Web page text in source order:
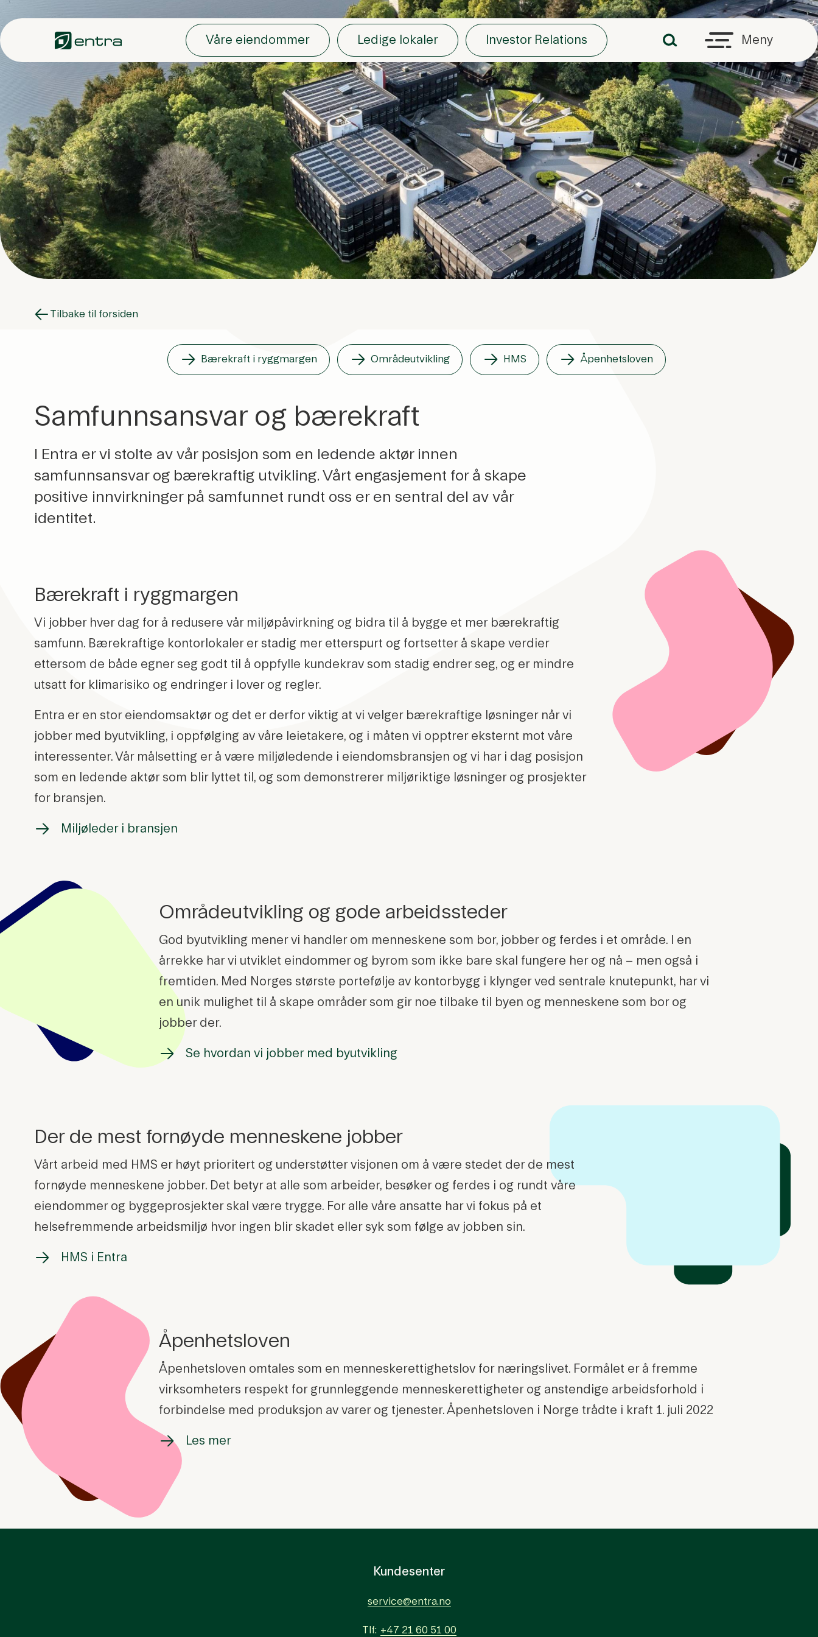
Våre eiendommer Ledige lokaler Investor Relations Meny
Tilbake til forsiden
Bærekraft i ryggmargen Områdeutvikling HMS Åpenhetsloven
Samfunnsansvar og bærekraft
I Entra er vi stolte av vår posisjon som en ledende aktør innen
samfunnsansvar og bærekraftig utvikling. Vårt engasjement for å skape
positive innvirkninger på samfunnet rundt oss er en sentral del av vår
identitet.
Bærekraft i ryggmargen
Vi jobber hver dag for å redusere vår miljøpåvirkning og bidra til å bygge et mer bærekraftig
samfunn. Bærekraftige kontorlokaler er stadig mer etterspurt og fortsetter å skape verdier
ettersom de både egner seg godt til å oppfylle kundekrav som stadig endrer seg, og er mindre
utsatt for klimarisiko og endringer i lover og regler.
Entra er en stor eiendomsaktør og det er derfor viktig at vi velger bærekraftige løsninger når vi
jobber med byutvikling, i oppfølging av våre leietakere, og i måten vi opptrer eksternt mot våre
interessenter. Vår målsetting er å være miljøledende i eiendomsbransjen og vi har i dag posisjon
som en ledende aktør som blir lyttet til, og som demonstrerer miljøriktige løsninger og prosjekter
for bransjen.
Miljøleder i bransjen
Områdeutvikling og gode arbeidssteder
God byutvikling mener vi handler om menneskene som bor, jobber og ferdes i et område. I en
årrekke har vi utviklet eindommer og byrom som ikke bare skal fungere her og nå – men også i
fremtiden. Med Norges største portefølje av kontorbygg i klynger ved sentrale knutepunkt, har vi
en unik mulighet til å skape områder som gir noe tilbake til byen og menneskene som bor og
jobber der.
Se hvordan vi jobber med byutvikling
Der de mest fornøyde menneskene jobber
Vårt arbeid med HMS er høyt prioritert og understøtter visjonen om å være stedet der de mest
fornøyde menneskene jobber. Det betyr at alle som arbeider, besøker og ferdes i og rundt våre
eiendommer og byggeprosjekter skal være trygge. For alle våre ansatte har vi fokus på et
helsefremmende arbeidsmiljø hvor ingen blir skadet eller syk som følge av jobben sin.
HMS i Entra
Åpenhetsloven
Åpenhetsloven omtales som en menneskerettighetslov for næringslivet. Formålet er å fremme
virksomheters respekt for grunnleggende menneskerettigheter og anstendige arbeidsforhold i
forbindelse med produksjon av varer og tjenester. Åpenhetsloven i Norge trådte i kraft 1. juli 2022
Les mer
Kundesenter
service@entra.no
Tlf: +47 21 60 51 00